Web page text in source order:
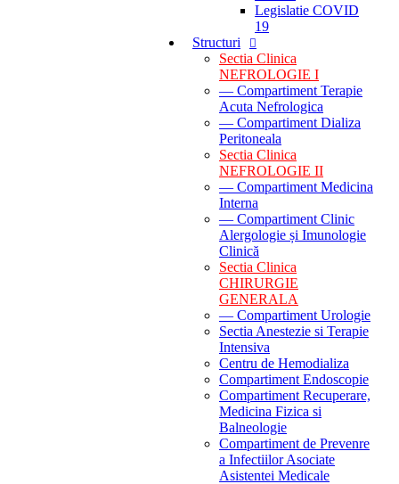
Legislatie COVID
19
Structuri
Sectia Clinica
NEFROLOGIE I
— Compartiment Terapie
Acuta Nefrologica
— Compartiment Dializa
Peritoneala
Sectia Clinica
NEFROLOGIE II
— Compartiment Medicina
Interna
— Compartiment Clinic
Alergologie și Imunologie
Clinică
Sectia Clinica
CHIRURGIE
GENERALA
— Compartiment Urologie
Sectia Anestezie si Terapie
Intensiva
Centru de Hemodializa
Compartiment Endoscopie
Compartiment Recuperare,
Medicina Fizica si
Balneologie
Compartiment de Prevenre
a Infectiilor Asociate
Asistentei Medicale